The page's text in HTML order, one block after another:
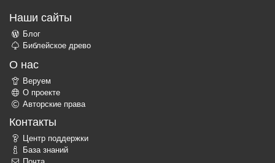
Наши сайты
Блог
Библейское древо
О нас
Веруем
О проекте
Авторские права
Контакты
Центр поддержки
База знаний